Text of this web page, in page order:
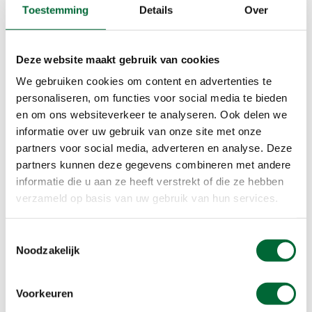
Toestemming Details Over
Deze website maakt gebruik van cookies
We gebruiken cookies om content en advertenties te
personaliseren, om functies voor social media te bieden
en om ons websiteverkeer te analyseren. Ook delen we
informatie over uw gebruik van onze site met onze
partners voor social media, adverteren en analyse. Deze
partners kunnen deze gegevens combineren met andere
informatie die u aan ze heeft verstrekt of die ze hebben
verzameld op basis van uw gebruik van hun services.
Noodzakelijk
Voorkeuren
Rondje spaanse sporen in de
Lage Vluchtpolder
Deze langere wandelroute van 16 kilometer
Hiervandaan wandel je langs de Lage
Vuchtpolder, een nat, bloemrijk hooiland. Je ziet
Tureluur